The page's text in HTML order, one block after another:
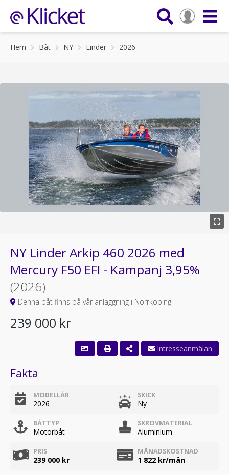
Hem Båt NY Linder 2026
NY Linder Arkip 460 2026 med
Mercury F50 EFI - Kampanj 3,95%
(2026)
Denna båt finns på vår anläggning i Norrköping
239 000 kr
Fakta
MODELLÅR
2026
SKICK
Ny
BÅTTYP
Motorbåt
SKROVMATERIAL
Aluminium
PRIS
239 000 kr
MÅNADSKOSTNAD
1 822 kr/mån